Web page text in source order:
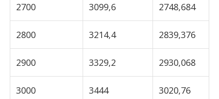
2700 3099,6 2748,684
2800 3214,4 2839,376
2900 3329,2 2930,068
3000 3444 3020,76